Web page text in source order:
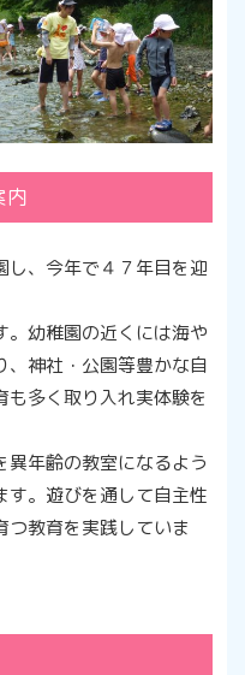
内
し、今年で４７年目を迎
。幼稚園の近くには海や
、神社・公園等豊かな自
多く取り入れ実体験を
年齢の教室になるよう
す。遊びを通して自主性
つ教育を実践していま